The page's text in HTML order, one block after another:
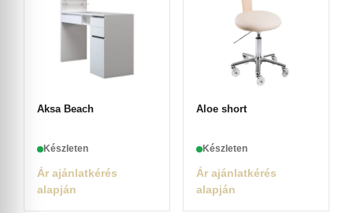
Aksa Beach
Készleten
Ár ajánlatkérés
alapján
Aloe short
Készleten
Ár ajánlatkérés
alapján